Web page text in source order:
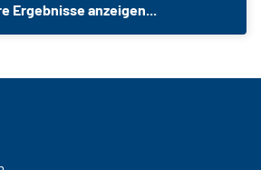
Ergebnisse anzeigen...